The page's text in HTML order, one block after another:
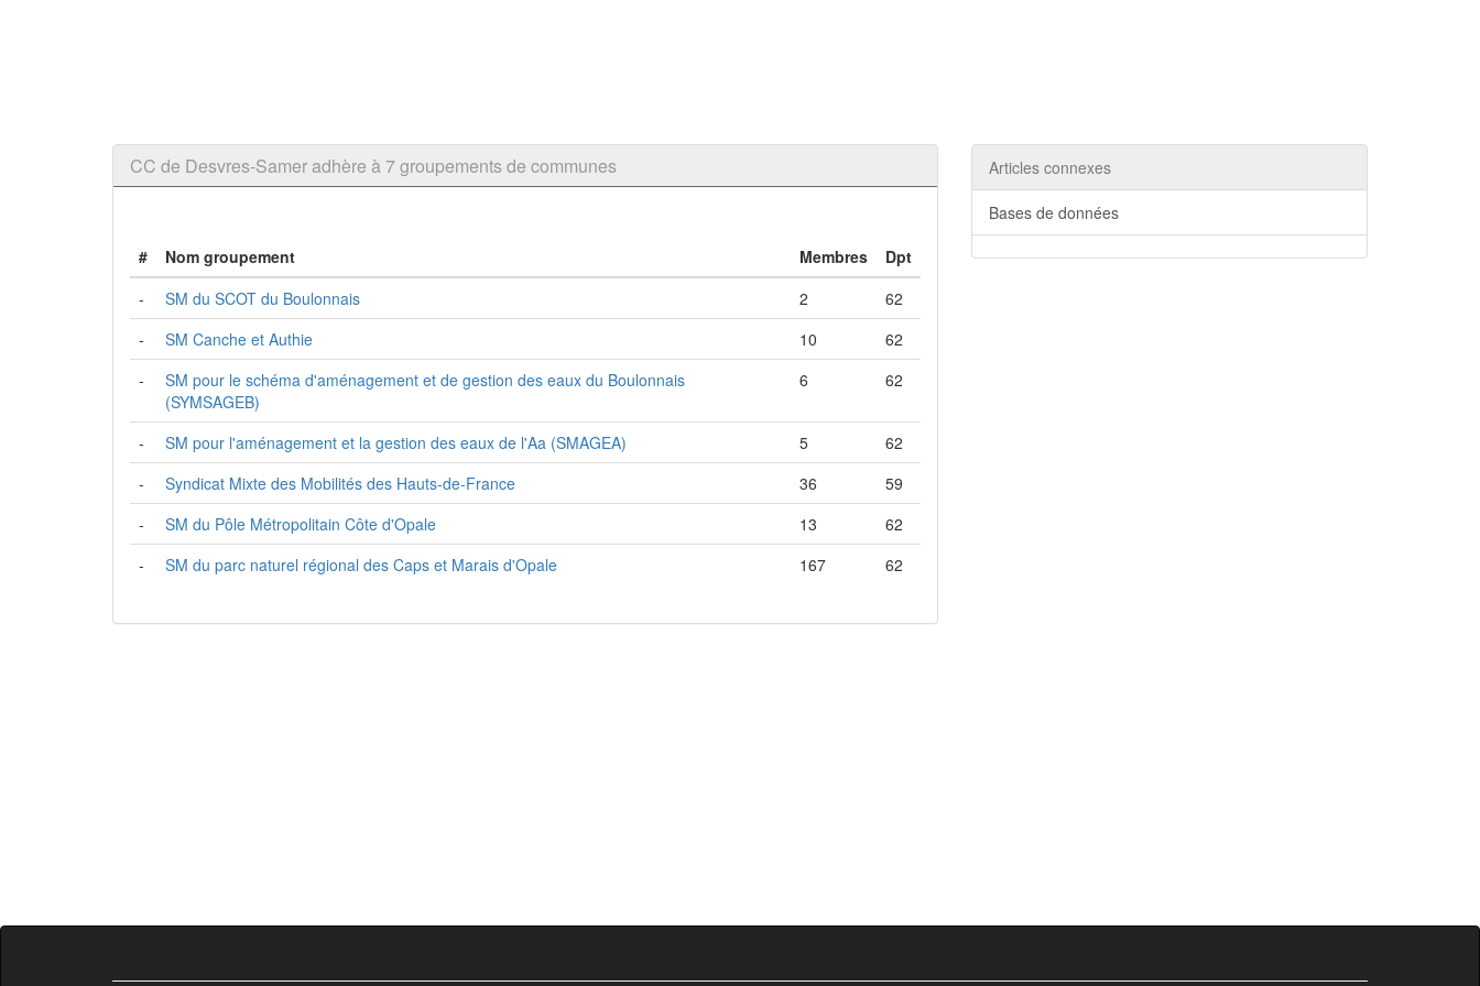
CC de Desvres-Samer adhère à 7 groupements de communes
# Nom groupement Membres
Dpt
-
SM du SCOT du Boulonnais 2
62
-
SM Canche et Authie 10
62
-
SM pour le schéma d'aménagement et de gestion des eaux du Boulonnais
(SYMSAGEB)
6 62
- SM pour l'aménagement et la gestion des eaux de l'Aa (SMAGEA) 5
62
-
Syndicat Mixte des Mobilités des Hauts-de-France 36
59
-
SM du Pôle Métropolitain Côte d'Opale 13
62
-
SM du parc naturel régional des Caps et Marais d'Opale 167 62
Articles connexes
Bases de données